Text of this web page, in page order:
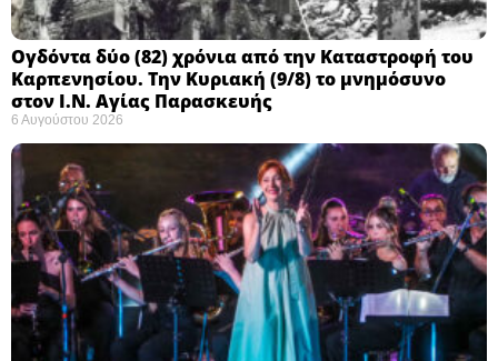
Ογδόντα δύο (82) χρόνια από την Καταστροφή του
Καρπενησίου. Την Κυριακή (9/8) το μνημόσυνο
στον Ι.Ν. Αγίας Παρασκευής
6 Αυγούστου 2026